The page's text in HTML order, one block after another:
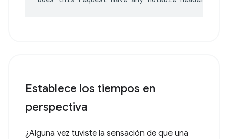
Establece los tiempos en
perspectiva
¿Alguna vez tuviste la sensación de que una